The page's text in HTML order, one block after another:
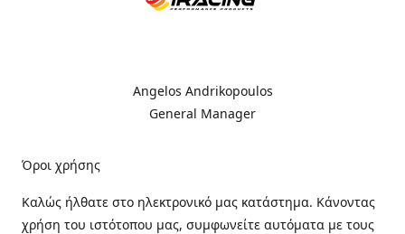
Angelos Andrikopoulos
General Manager
Όροι χρήσης
Καλώς ήλθατε στo ηλεκτρονικό μας κατάστημα. Κάνοντας
χρήση του ιστότοπου μας, συμφωνείτε αυτόματα με τους